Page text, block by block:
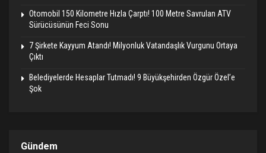
Otomobil 150 Kilometre Hızla Çarptı! 100 Metre Savrulan ATV
Sürücüsünün Feci Sonu
7 Şirkete Kayyum Atandı! Milyonluk Vatandaşlık Vurgunu Ortaya
Çıktı
Belediyelerde Hesaplar Tutmadı! 9 Büyükşehirden Özgür Özel’e
Şok
Gündem